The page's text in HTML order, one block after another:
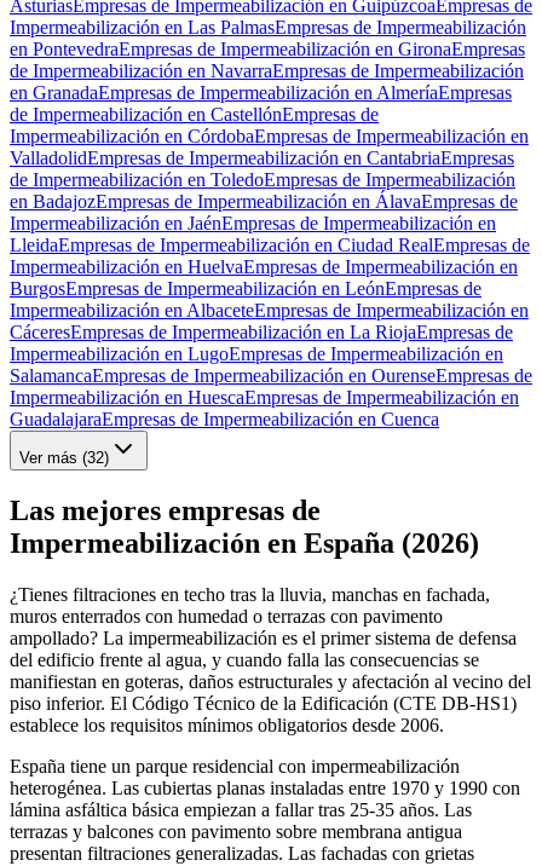
AsturiasEmpresas de Impermeabilización en GuipúzcoaEmpresas de
Impermeabilización en Las PalmasEmpresas de Impermeabilización
en PontevedraEmpresas de Impermeabilización en GironaEmpresas
de Impermeabilización en NavarraEmpresas de Impermeabilización
en GranadaEmpresas de Impermeabilización en AlmeríaEmpresas
de Impermeabilización en CastellónEmpresas de
Impermeabilización en CórdobaEmpresas de Impermeabilización en
ValladolidEmpresas de Impermeabilización en CantabriaEmpresas
de Impermeabilización en ToledoEmpresas de Impermeabilización
en BadajozEmpresas de Impermeabilización en ÁlavaEmpresas de
Impermeabilización en JaénEmpresas de Impermeabilización en
LleidaEmpresas de Impermeabilización en Ciudad RealEmpresas de
Impermeabilización en HuelvaEmpresas de Impermeabilización en
BurgosEmpresas de Impermeabilización en LeónEmpresas de
Impermeabilización en AlbaceteEmpresas de Impermeabilización en
CáceresEmpresas de Impermeabilización en La RiojaEmpresas de
Impermeabilización en LugoEmpresas de Impermeabilización en
SalamancaEmpresas de Impermeabilización en OurenseEmpresas de
Impermeabilización en HuescaEmpresas de Impermeabilización en
GuadalajaraEmpresas de Impermeabilización en Cuenca
Ver más (32)
Las mejores empresas de
Impermeabilización en España (2026)
¿Tienes filtraciones en techo tras la lluvia, manchas en fachada,
muros enterrados con humedad o terrazas con pavimento
ampollado? La impermeabilización es el primer sistema de defensa
del edificio frente al agua, y cuando falla las consecuencias se
manifiestan en goteras, daños estructurales y afectación al vecino del
piso inferior. El Código Técnico de la Edificación (CTE DB-HS1)
establece los requisitos mínimos obligatorios desde 2006.
España tiene un parque residencial con impermeabilización
heterogénea. Las cubiertas planas instaladas entre 1970 y 1990 con
lámina asfáltica básica empiezan a fallar tras 25-35 años. Las
terrazas y balcones con pavimento sobre membrana antigua
presentan filtraciones generalizadas. Las fachadas con grietas